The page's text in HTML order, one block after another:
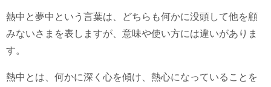
熱中と夢中という言葉は、どちらも何かに没頭して他を顧
みないさまを表しますが、意味や使い方には違いがありま
す。
熱中とは、何かに深く心を傾け、熱心になっていることを